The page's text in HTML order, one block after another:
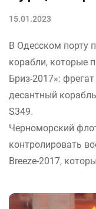
15.01.2023
В Одесском порту
корабли, которые
Бриз-2017»:
десантный
S349.
Черноморский
контролировать
Breeze-2017,